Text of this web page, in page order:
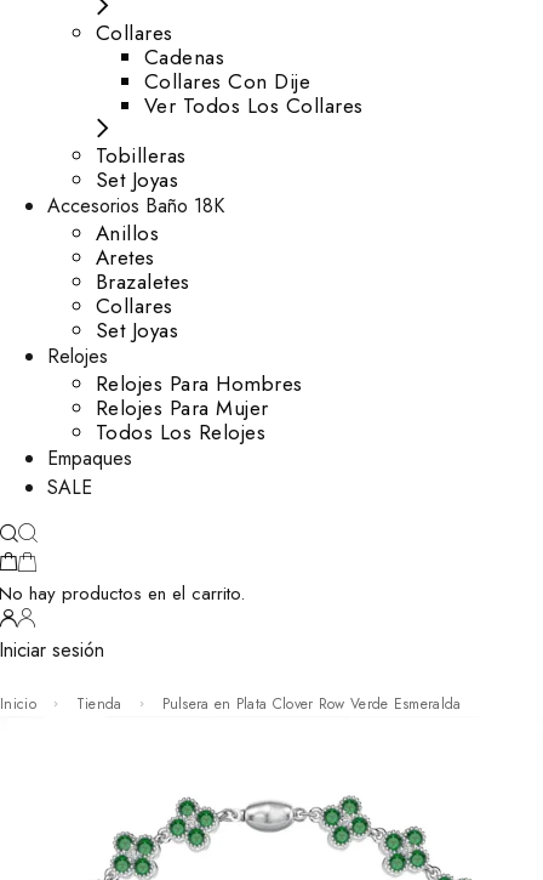
Collares
Cadenas
Collares Con Dije
Ver Todos Los Collares
Tobilleras
Set Joyas
Accesorios Baño 18K
Anillos
Aretes
Brazaletes
Collares
Set Joyas
Relojes
Relojes Para Hombres
Relojes Para Mujer
Todos Los Relojes
Empaques
SALE
hay productos en el carrito.
sesión
Inicio Tienda Pulsera en Plata Clover Row Verde Esmeralda